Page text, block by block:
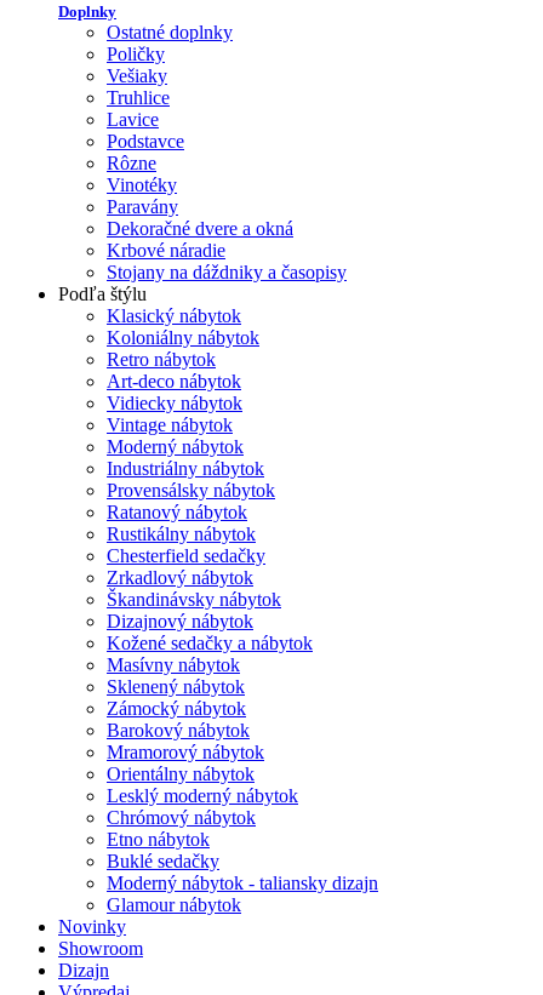
Doplnky
Ostatné doplnky
Poličky
Vešiaky
Truhlice
Lavice
Podstavce
Rôzne
Vinotéky
Paravány
Dekoračné dvere a okná
Krbové náradie
Stojany na dáždniky a časopisy
Podľa štýlu
Klasický nábytok
Koloniálny nábytok
Retro nábytok
Art-deco nábytok
Vidiecky nábytok
Vintage nábytok
Moderný nábytok
Industriálny nábytok
Provensálsky nábytok
Ratanový nábytok
Rustikálny nábytok
Chesterfield sedačky
Zrkadlový nábytok
Škandinávsky nábytok
Dizajnový nábytok
Kožené sedačky a nábytok
Masívny nábytok
Sklenený nábytok
Zámocký nábytok
Barokový nábytok
Mramorový nábytok
Orientálny nábytok
Lesklý moderný nábytok
Chrómový nábytok
Etno nábytok
Buklé sedačky
Moderný nábytok - taliansky dizajn
Glamour nábytok
Novinky
Showroom
Dizajn